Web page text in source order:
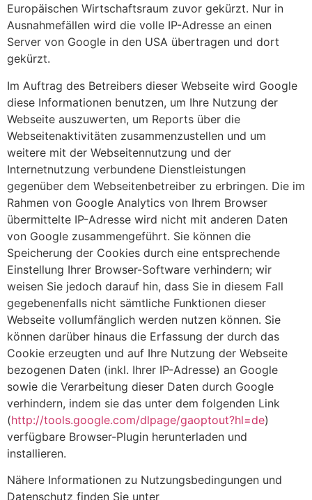
Europäischen Wirtschaftsraum zuvor gekürzt. Nur in
Ausnahmefällen wird die volle IP-Adresse an einen
Server von Google in den USA übertragen und dort
gekürzt.
Im Auftrag des Betreibers dieser Webseite wird Google
diese Informationen benutzen, um Ihre Nutzung der
Webseite auszuwerten, um Reports über die
Webseitenaktivitäten zusammenzustellen und um
weitere mit der Webseitennutzung und der
Internetnutzung verbundene Dienstleistungen
gegenüber dem Webseitenbetreiber zu erbringen. Die im
Rahmen von Google Analytics von Ihrem Browser
übermittelte IP-Adresse wird nicht mit anderen Daten
von Google zusammengeführt. Sie können die
Speicherung der Cookies durch eine entsprechende
Einstellung Ihrer Browser-Software verhindern; wir
weisen Sie jedoch darauf hin, dass Sie in diesem Fall
gegebenenfalls nicht sämtliche Funktionen dieser
Webseite vollumfänglich werden nutzen können. Sie
können darüber hinaus die Erfassung der durch das
Cookie erzeugten und auf Ihre Nutzung der Webseite
bezogenen Daten (inkl. Ihrer IP-Adresse) an Google
sowie die Verarbeitung dieser Daten durch Google
verhindern, indem sie das unter dem folgenden Link
(http://tools.google.com/dlpage/gaoptout?hl=de)
verfügbare Browser-Plugin herunterladen und
installieren.
Nähere Informationen zu Nutzungsbedingungen und
Datenschutz finden Sie unter